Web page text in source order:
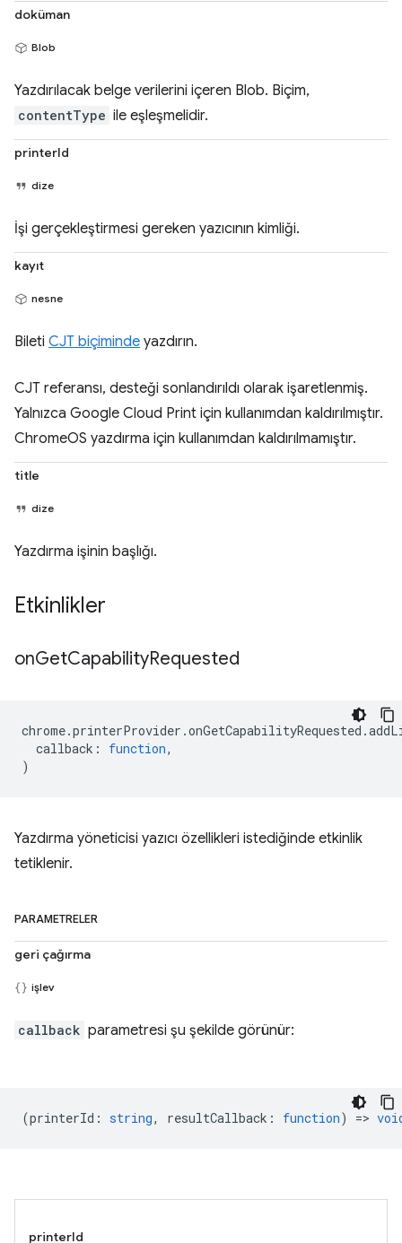
doküman
Blob
Yazdırılacak belge verilerini içeren Blob. Biçim,
contentType ile eşleşmelidir.
printerId
dize
İşi gerçekleştirmesi gereken yazıcının kimliği.
kayıt
nesne
Bileti CJT biçiminde yazdırın.
CJT referansı, desteği sonlandırıldı olarak işaretlenmiş.
Yalnızca Google Cloud Print için kullanımdan kaldırılmıştır.
ChromeOS yazdırma için kullanımdan kaldırılmamıştır.
title
dize
Yazdırma işinin başlığı.
Etkinlikler
onGetCapabilityRequested
chrome.printerProvider .onGetCapabilityRequested .
callback : function,
)
Yazdırma yöneticisi yazıcı özellikleri istediğinde etkinlik
tetiklenir.
PARAMETRELER
geri çağırma
işlev
callback parametresi şu şekilde görünür:
(printerId : string, resultCallback : function) =>
printerId